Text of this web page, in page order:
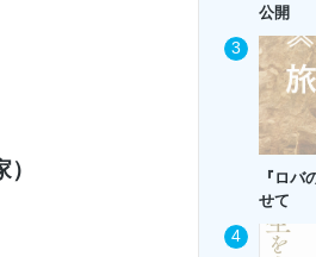
公開
『ロバ
せて